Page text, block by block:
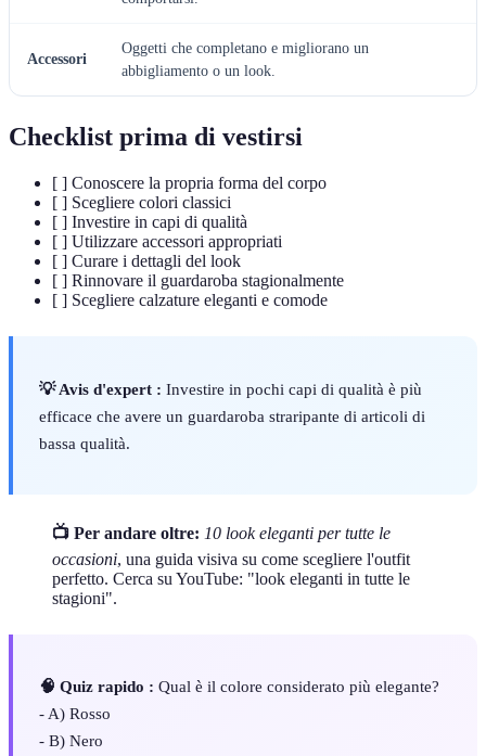
Accessori
Oggetti che completano e migliorano un
abbigliamento o un look.
Checklist prima di vestirsi
[ ] Conoscere la propria forma del corpo
[ ] Scegliere colori classici
[ ] Investire in capi di qualità
[ ] Utilizzare accessori appropriati
[ ] Curare i dettagli del look
[ ] Rinnovare il guardaroba stagionalmente
[ ] Scegliere calzature eleganti e comode
💡 Avis d'expert : Investire in pochi capi di qualità è più
efficace che avere un guardaroba straripante di articoli di
bassa qualità.
📺 Per andare oltre: 10 look eleganti per tutte le
occasioni, una guida visiva su come scegliere l'outfit
perfetto. Cerca su YouTube: "look eleganti in tutte le
stagioni".
🧠 Quiz rapido : Qual è il colore considerato più elegante?
- A) Rosso
- B) Nero